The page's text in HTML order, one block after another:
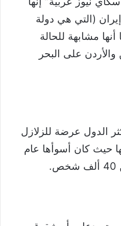
(التي هي دولة
مشابهة للحالة
على البحر
الدول عرضة للزلازل
حيث كان أسوأها عام